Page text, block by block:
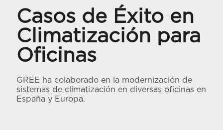
Casos de Éxito en
Climatización para
Oficinas
GREE ha colaborado en la modernización de
sistemas de climatización en diversas oficinas en
España y Europa.